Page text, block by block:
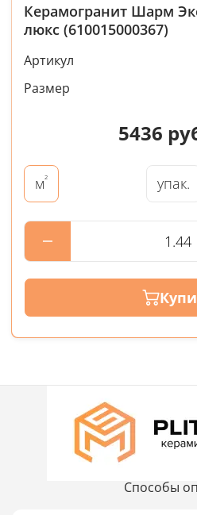
Керамогранит Шарм
люкс (610015000367)
Артикул
Размер
5436
м² упак.
Способы